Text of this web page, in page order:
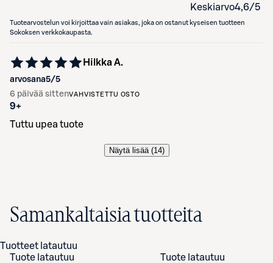
Keskiarvo4,6/5
Tuotearvostelun voi kirjoittaa vain asiakas, joka on ostanut kyseisen tuotteen
Sokoksen verkkokaupasta.
arvosana5/5
Hilkka A.
6 päivää sittenVAHVISTETTU OSTO
9+
Tuttu upea tuote
Näytä lisää (14)
Samankaltaisia tuotteita
Tuotteet latautuu
Tuote latautuu
Tuote latautuu